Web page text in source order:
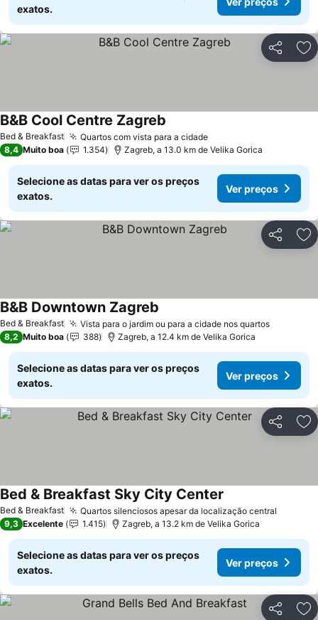
exatos.
Partilhar
Bed & Breakfast Quartos com vista para a cidadeVer preços
B&B Cool Centre Zagreb
8,4 Muito boa 1.354 Zagreb, a 13.0 km de Velika Gorica
Selecione as datas para ver os preços
exatos.
Ver preços
Partilhar
Bed & Breakfast Vista para o jardim ou para a cidade nos quartosVer
B&B Downtown Zagreb
8,2 Muito boa 388 Zagreb, a 12.4 km de Velika Gorica
Selecione as datas para ver os preços
exatos.
Ver preços
Partilhar
Bed & Breakfast Quartos silenciosos apesar da localização central
Bed & Breakfast Sky City Center
9,3 Excelente 1.415 Zagreb, a 13.2 km de Velika Gorica
Selecione as datas para ver os preços
exatos.
Ver preços
Partilhar